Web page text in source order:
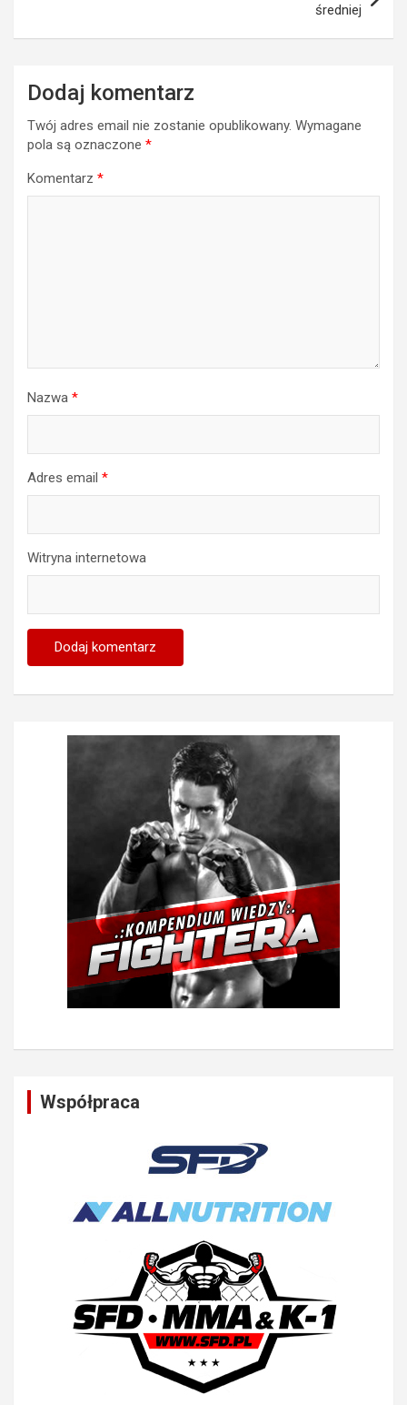
średniej
Dodaj komentarz
Twój adres email nie zostanie opublikowany. Wymagane
pola są oznaczone *
Komentarz *
Nazwa *
Adres email *
Witryna internetowa
Współpraca